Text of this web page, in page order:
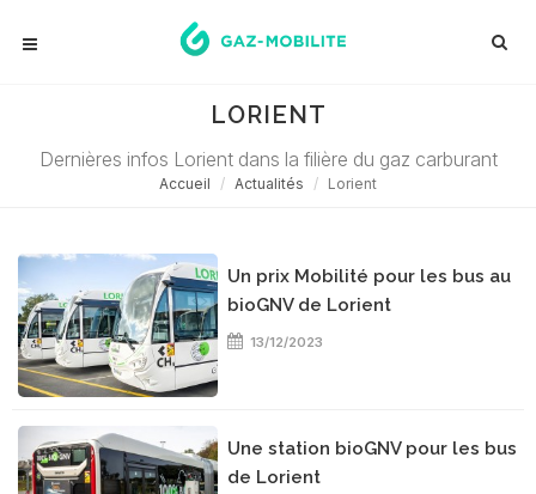
LORIENT
Dernières infos Lorient dans la filière du gaz carburant
Accueil Actualités Lorient
Un prix Mobilité pour les bus au
bioGNV de Lorient
13/12/2023
Une station bioGNV pour les bus
de Lorient